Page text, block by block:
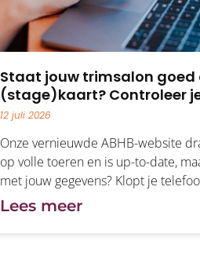
Staat jouw trimsalon goed
(stage)kaart? Controleer
12 juli 2026
Onze vernieuwde ABHB-website
op volle toeren en is up-to-date,
met jouw gegevens? Klopt je
Ben je misschien verhuisd of heb je
Lees meer